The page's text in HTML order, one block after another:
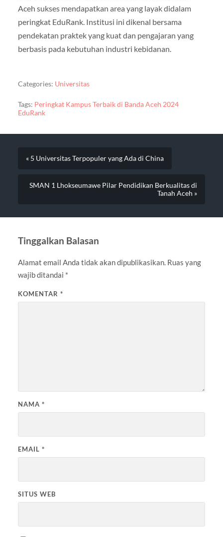
Aceh sukses mendapatkan area yang layak didalam
peringkat EduRank. Institusi ini dikenal bersama
pendekatan praktek yang kuat dan pengajaran yang
berbasis pada kebutuhan industri kebidanan.
Categories: Universitas
Tags: Peringkat Kampus Terbaik di Banda Aceh 2024
EduRank
« 5 Universitas Terpopuler yang Ada di China
SMAN 1 Lhokseumawe Pilar Pendidikan Berkualitas di
Tanah Aceh »
Tinggalkan Balasan
Alamat email Anda tidak akan dipublikasikan. Ruas yang
wajib ditandai *
KOMENTAR *
NAMA *
EMAIL *
SITUS WEB